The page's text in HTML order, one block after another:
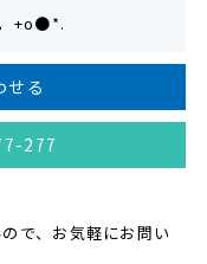
+o●*.
せる
277
で、お気軽にお問い